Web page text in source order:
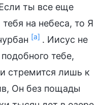
ты все еще
на небеса, то Я
[a] . Иисус не
тебе,
стремится лишь к
Он без пощады